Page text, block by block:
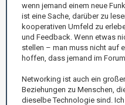
wenn jemand einem neue
ist eine Sache, darüber zu
kooperativen Umfeld zu
und Feedback. Wenn etwas
stellen – man muss nicht auf
hoffen, dass jemand im
Networking ist auch ein
Beziehungen zu Menschen,
dieselbe Technologie sind.